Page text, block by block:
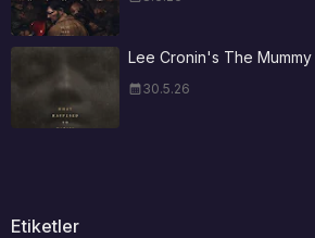
Lee Cronin's The
30.5.26
Etiketler